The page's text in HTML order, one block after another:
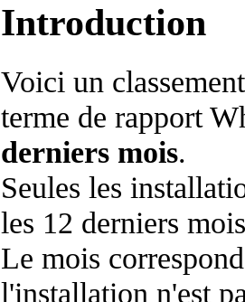
Introduction
Voici un
terme de rapport
derniers mois.
Seules les
les 12 derniers
Le mois
l'installation n'est